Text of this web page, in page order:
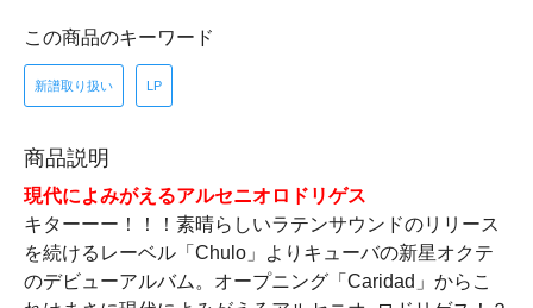
この商品のキーワード
新譜取り扱い LP
商品説明
現代によみがえるアルセニオロドリゲス
キターーー！！！素晴らしいラテンサウンドのリリース
を続けるレーベル「Chulo」よりキューバの新星オクテ
のデビューアルバム。オープニング「Caridad」からこ